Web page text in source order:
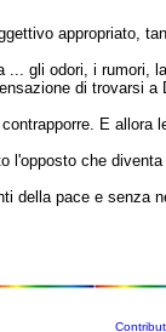
appropriato,
... gli odori, i rumori,
di trovarsi a
E allora
l'opposto che
della pace e senza